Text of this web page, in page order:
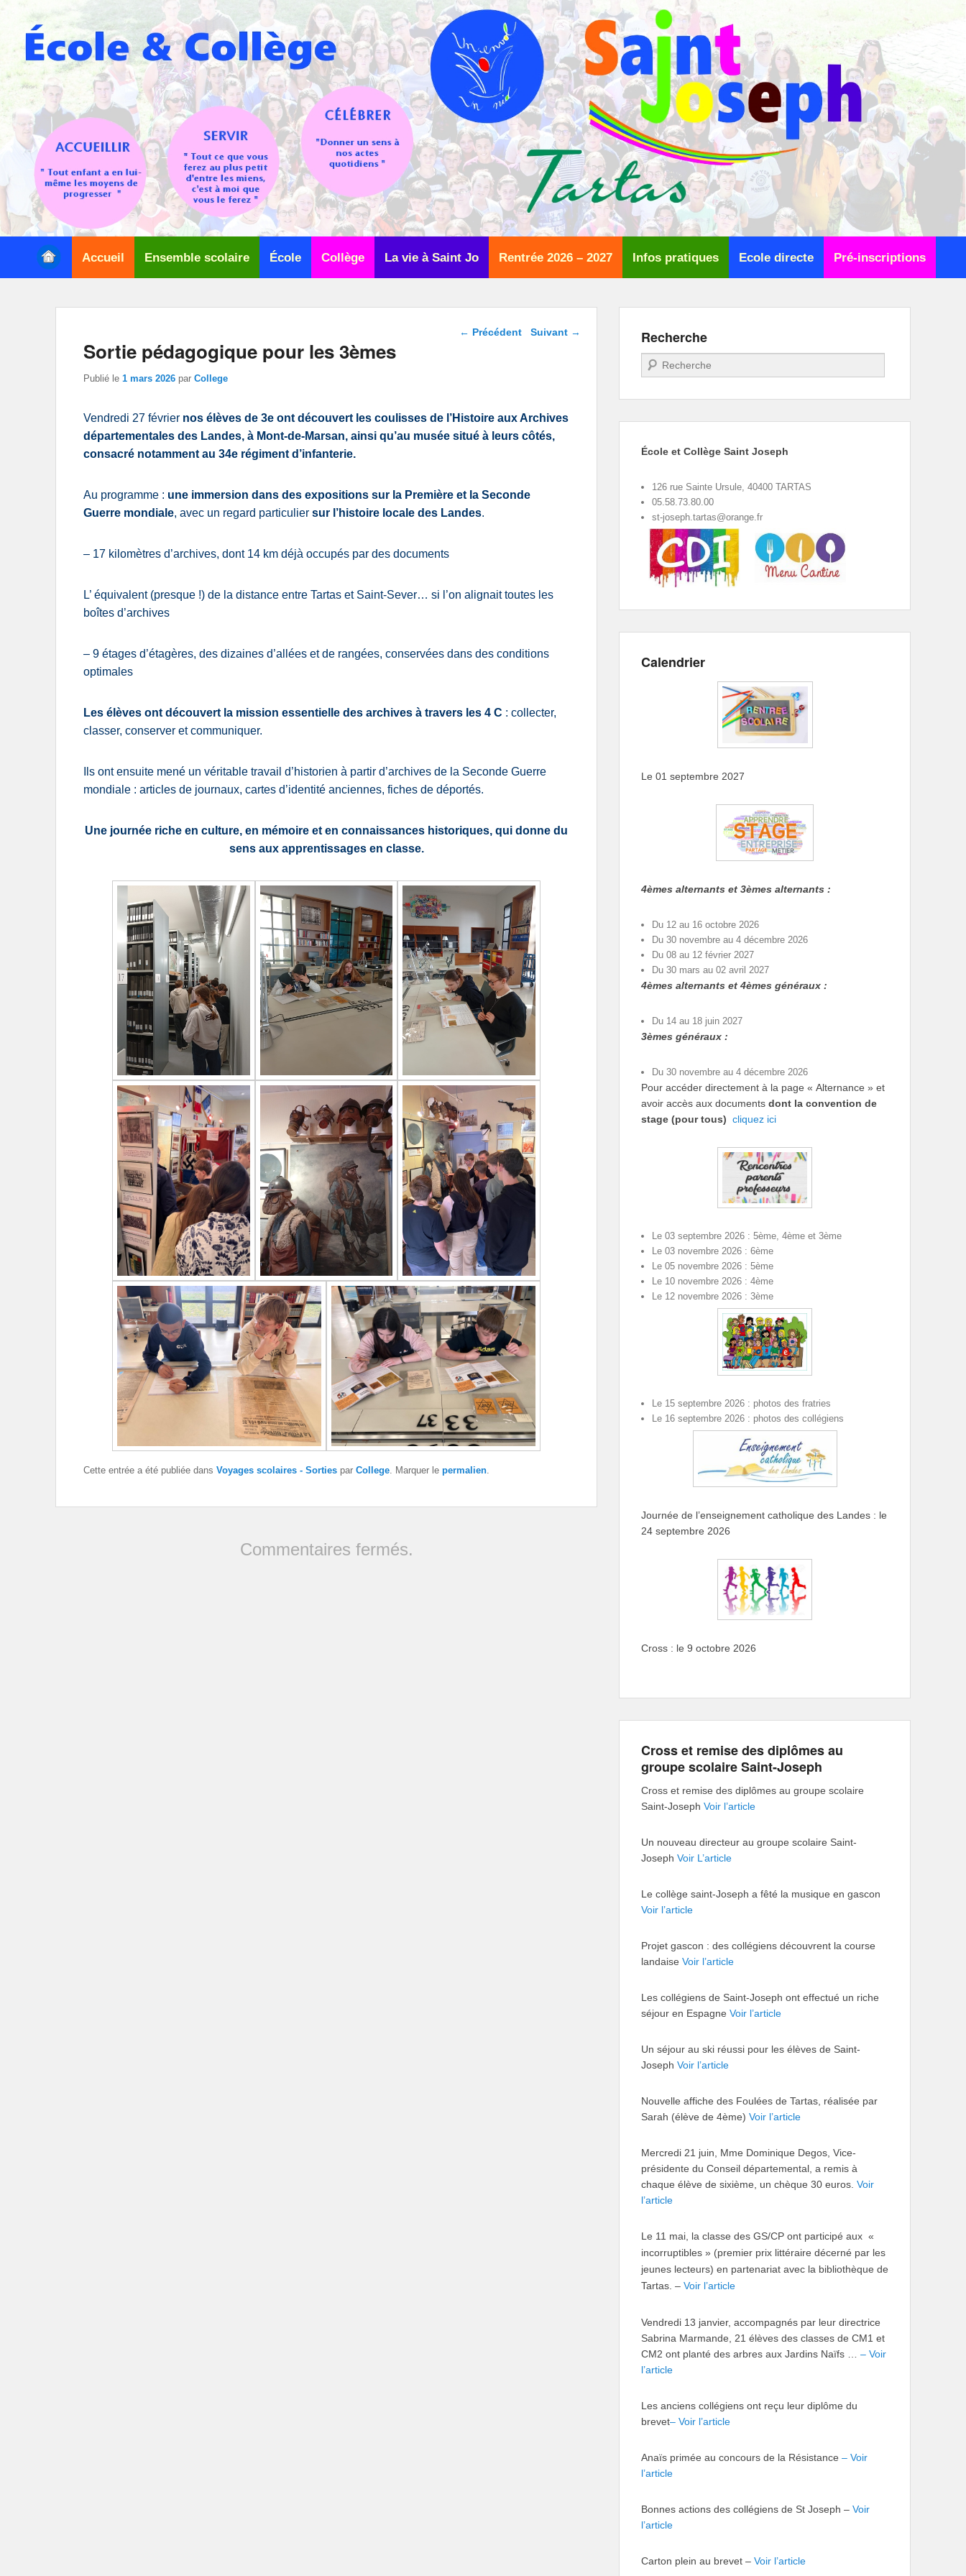
Premier
Accueil Ensemble scolaire École Collège La vie à Saint Jo Rentrée 2026 – 2027 Infos pratiques Ecole directe Pré-inscriptions
Navigation dans les
← Précédent Suivant →
Sortie pédagogique pour les 3èmes
Publié le 1 mars 2026 par College
Vendredi 27 février nos élèves de 3e ont découvert les coulisses de l’Histoire aux Archives
départementales des Landes, à Mont-de-Marsan, ainsi qu’au musée situé à leurs côtés,
consacré notamment au 34e régiment d’infanterie.
Au programme : une immersion dans des expositions sur la Première et la Seconde
Guerre mondiale, avec un regard particulier sur l’histoire locale des Landes.
– 17 kilomètres d’archives, dont 14 km déjà occupés par des documents
L’ équivalent (presque !) de la distance entre Tartas et Saint-Sever… si l’on alignait toutes les
boîtes d’archives
– 9 étages d’étagères, des dizaines d’allées et de rangées, conservées dans des conditions
optimales
Les élèves ont découvert la mission essentielle des archives à travers les 4 C : collecter,
classer, conserver et communiquer.
Ils ont ensuite mené un véritable travail d’historien à partir d’archives de la Seconde Guerre
mondiale : articles de journaux, cartes d’identité anciennes, fiches de déportés.
Une journée riche en culture, en mémoire et en connaissances historiques, qui donne du
sens aux apprentissages en classe.
Cette entrée a été publiée dans Voyages scolaires - Sorties par College. Marquer le permalien.
Commentaires fermés.
Recherche
Recherche
École et Collège Saint Joseph
126 rue Sainte Ursule, 40400 TARTAS
05.58.73.80.00
st-joseph.tartas@orange.fr
Calendrier
Le 01 septembre 2027
4èmes alternants et 3èmes alternants :
Du 12 au 16 octobre 2026
Du 30 novembre au 4 décembre 2026
Du 08 au 12 février 2027
Du 30 mars au 02 avril 2027
4èmes alternants et 4èmes généraux :
Du 14 au 18 juin 2027
3èmes généraux :
Du 30 novembre au 4 décembre 2026
Pour accéder directement à la page « Alternance » et
avoir accès aux documents dont la convention de
stage (pour tous) cliquez ici
Le 03 septembre 2026 : 5ème, 4ème et 3ème
Le 03 novembre 2026 : 6ème
Le 05 novembre 2026 : 5ème
Le 10 novembre 2026 : 4ème
Le 12 novembre 2026 : 3ème
Le 15 septembre 2026 : photos des fratries
Le 16 septembre 2026 : photos des collégiens
Journée de l’enseignement catholique des Landes : le
24 septembre 2026
Cross : le 9 octobre 2026
Cross et remise des diplômes au
groupe scolaire Saint-Joseph
Cross et remise des diplômes au groupe scolaire
Saint-Joseph Voir l’article
Un nouveau directeur au groupe scolaire Saint-
Joseph Voir L’article
Le collège saint-Joseph a fêté la musique en gascon
Voir l’article
Projet gascon : des collégiens découvrent la course
landaise Voir l’article
Les collégiens de Saint-Joseph ont effectué un riche
séjour en Espagne Voir l’article
Un séjour au ski réussi pour les élèves de Saint-
Joseph Voir l’article
Nouvelle affiche des Foulées de Tartas, réalisée par
Sarah (élève de 4ème) Voir l’article
Mercredi 21 juin, Mme Dominique Degos, Vice-
présidente du Conseil départemental, a remis à
chaque élève de sixième, un chèque 30 euros. Voir
l’article
Le 11 mai, la classe des GS/CP ont participé aux «
incorruptibles » (premier prix littéraire décerné par les
jeunes lecteurs) en partenariat avec la bibliothèque de
Tartas. – Voir l’article
Vendredi 13 janvier, accompagnés par leur directrice
Sabrina Marmande, 21 élèves des classes de CM1 et
CM2 ont planté des arbres aux Jardins Naïfs … – Voir
l’article
Les anciens collégiens ont reçu leur diplôme du
brevet– Voir l’article
Anaïs primée au concours de la Résistance – Voir
l’article
Bonnes actions des collégiens de St Joseph – Voir
l’article
Carton plein au brevet – Voir l’article